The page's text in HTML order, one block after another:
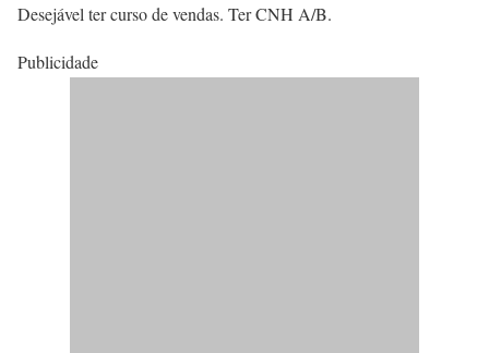
Desejável ter curso de vendas. Ter CNH A/B.
Publicidade